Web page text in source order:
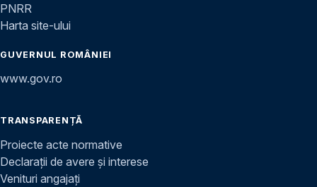
PNRR
Harta site-ului
GUVERNUL ROMÂNIEI
www.gov.ro
TRANSPARENȚĂ
Proiecte acte normative
Declarații de avere și interese
Venituri angajați